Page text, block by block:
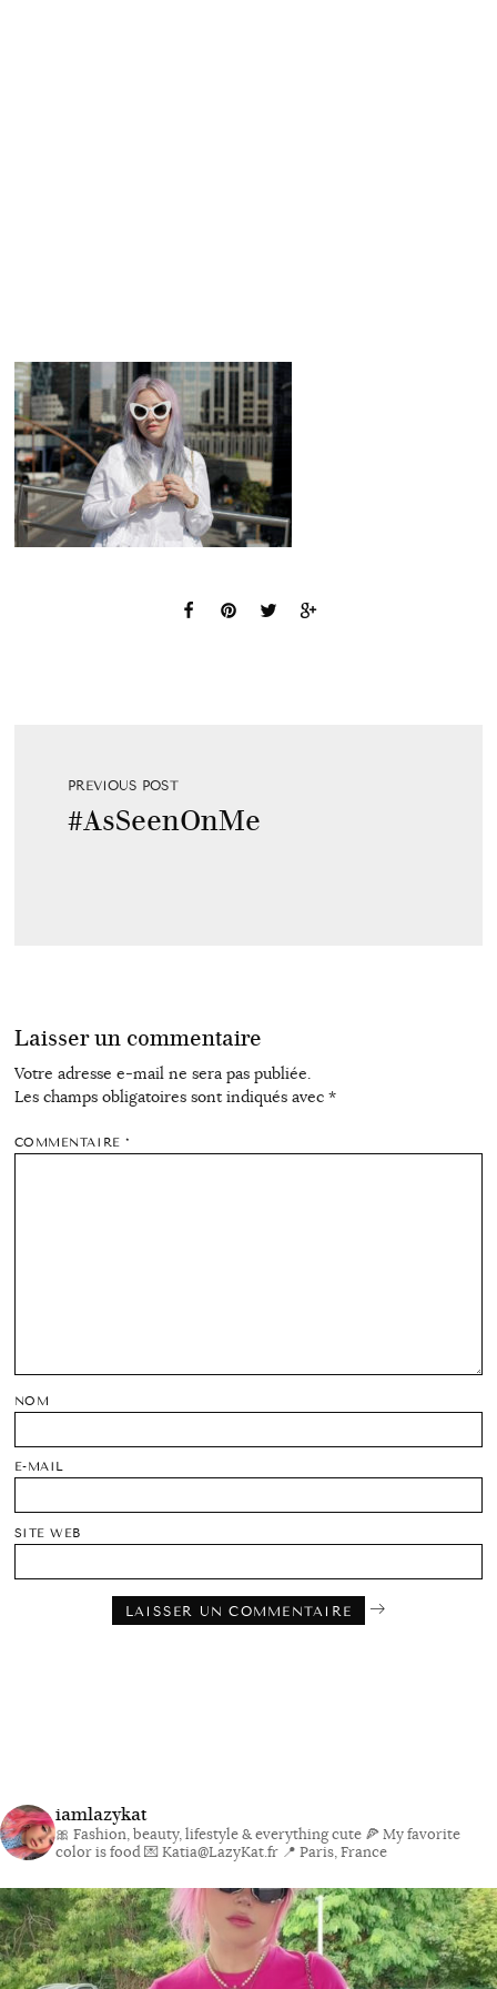
PREVIOUS POST
#AsSeenOnMe
Laisser un commentaire
Votre adresse e-mail ne sera pas publiée.
Les champs obligatoires sont indiqués avec *
COMMENTAIRE*
NOM
E-MAIL
SITE WEB
iamlazykat
🎀 Fashion, beauty, lifestyle & everything cute 🍕 My favorite
color is food💌 Katia@LazyKat.fr 📍 Paris, France